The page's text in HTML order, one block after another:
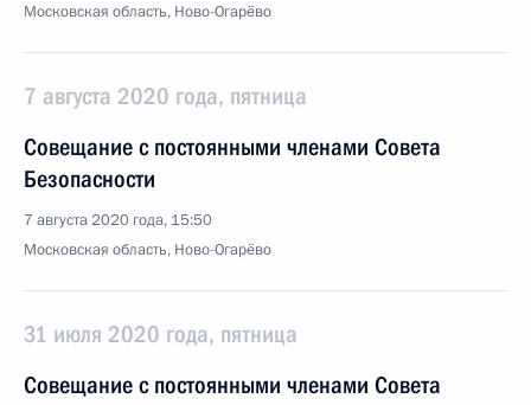
Московская область, Ново-Огарёво
7 августа 2020 года, пятница
Совещание с постоянными членами Совета
Безопасности
7 августа 2020 года, 15:50
Московская область, Ново-Огарёво
31 июля 2020 года, пятница
Совещание с постоянными членами Совета